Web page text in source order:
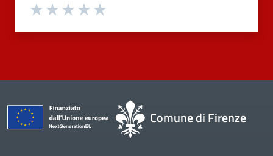
Valuta 4 stelle su 5
Valuta 3 stelle su 5
Valuta 2 stelle su 5
Valuta 1 stelle su 5
Comune di Firenze